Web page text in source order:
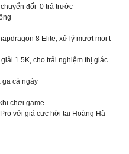
đổi 0 trả trước
8 Elite, xử lý mượt mọi t
1.5K, cho trải nghiệm thị giác
ga cả ngày
chơi game
với giá cực hời tại Hoàng Hà